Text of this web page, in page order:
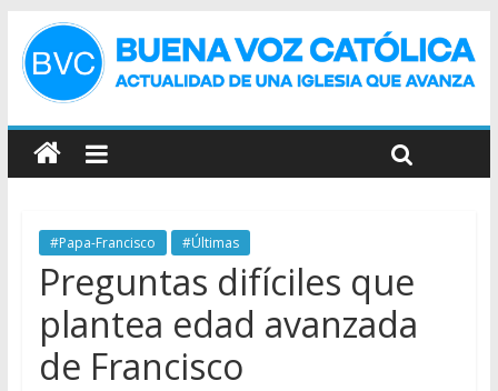
#Papa-Francisco #Últimas
Preguntas difíciles que
plantea edad avanzada
de Francisco